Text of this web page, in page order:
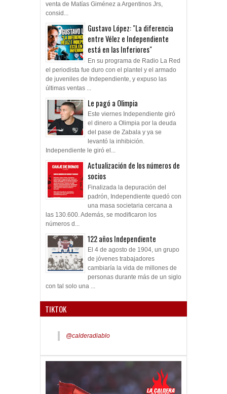
venta de Matías Giménez a Argentinos Jrs,
consid...
Gustavo López: "La diferencia
entre Vélez e Independiente
está en las Inferiores"
En su programa de Radio La Red
el periodista fue duro con el plantel y el armado
de juveniles de Independiente, y expuso las
últimas ventas ...
Le pagó a Olimpia
Este viernes Independiente giró
el dinero a Olimpia por la deuda
del pase de Zabala y ya se
levantó la inhibición.
Independiente le giró el...
Actualización de los números de
socios
Finalizada la depuración del
padrón, Independiente quedó con
una masa societaria cercana a
las 130.600. Además, se modificaron los
números d...
122 años Independiente
El 4 de agosto de 1904, un grupo
de jóvenes trabajadores
cambiaría la vida de millones de
personas durante más de un siglo
con tal solo una ...
TIKTOK
@calderadiablo